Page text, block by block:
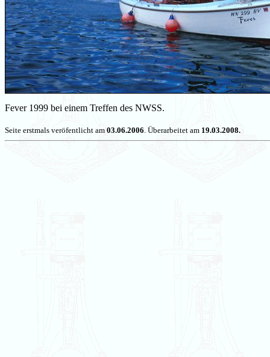
Fever 1999 bei einem Treffen des NWSS.
Seite erstmals veröfentlicht am 03.06.2006. Überarbeitet am 19.03.2008.